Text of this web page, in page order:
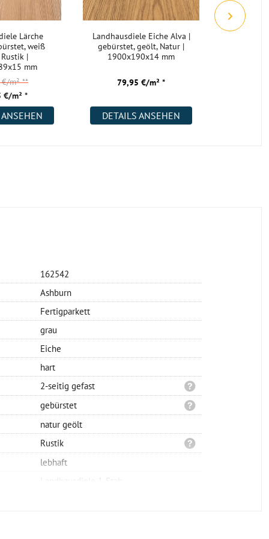
Lärche
weiß
|
mm
€/m² *
€/m²**
Landhausdiele Eiche Alva |
gebürstet, geölt, Natur |
1900x190x14 mm
79,95 €/m² *
DETAILS ANSEHEN
162542
Ashburn
Fertigparkett
grau
Eiche
hart
2-seitig gefast
gebürstet
natur geölt
Rustik
lebhaft
Landhausdiele 1-Stab